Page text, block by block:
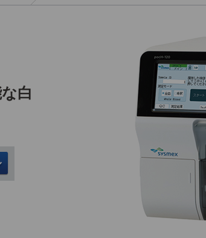
！高橋はく
による
ーション」
白